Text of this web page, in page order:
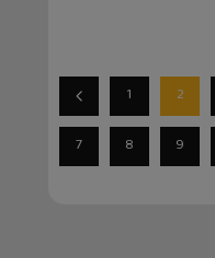
1 2
7 8 9